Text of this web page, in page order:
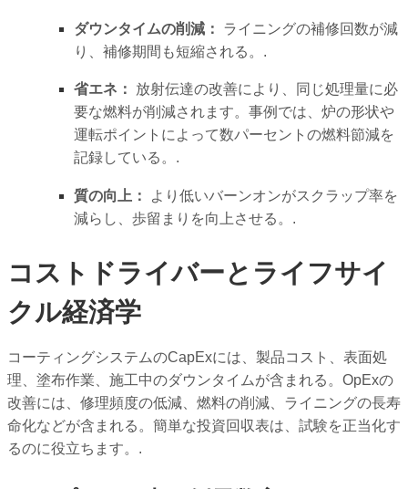
ダウンタイムの削減：
ライニングの補修回数が減
り、補修期間も短縮される。.
省エネ：
放射伝達の改善により、同じ処理量に必
要な燃料が削減されます。事例では、炉の形状や
運転ポイントによって数パーセントの燃料節減を
記録している。.
質の向上：
より低いバーンオンがスクラップ率を
減らし、歩留まりを向上させる。.
コストドライバーとライフサイ
クル経済学
コーティングシステムのCapExには、製品コスト、表面処
理、塗布作業、施工中のダウンタイムが含まれる。OpExの
改善には、修理頻度の低減、燃料の削減、ライニングの長寿
命化などが含まれる。簡単な投資回収表は、試験を正当化す
るのに役立ちます。.